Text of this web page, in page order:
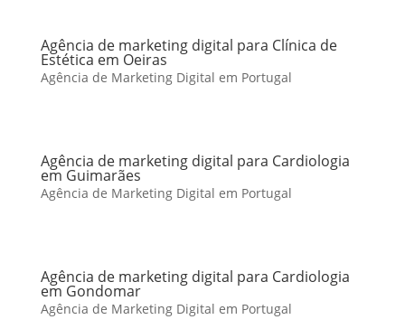
Agência de marketing digital para Clínica de
Estética em Oeiras
Agência de Marketing Digital em Portugal
Agência de marketing digital para Cardiologia
em Guimarães
Agência de Marketing Digital em Portugal
Agência de marketing digital para Cardiologia
em Gondomar
Agência de Marketing Digital em Portugal